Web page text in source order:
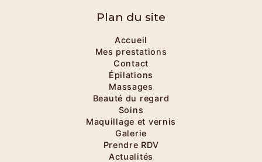
Plan du site
Accueil
Mes prestations
Contact
Épilations
Massages
Beauté du regard
Soins
Maquillage et vernis
Galerie
Prendre RDV
Actualités